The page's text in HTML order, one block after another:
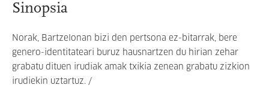
Sinopsia
Norak, Bartzelonan bizi den pertsona ez-bitarrak, bere
genero-identitateari buruz hausnartzen du hirian zehar
grabatu dituen irudiak amak txikia zenean grabatu zizkion
irudiekin uztartuz. /